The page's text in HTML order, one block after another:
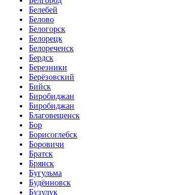
Белебей
Белово
Белогорск
Белорецк
Белореченск
Бердск
Березники
Берёзовский
Бийск
Биробиджан
Биробиджан
Благовещенск
Бор
Борисоглебск
Боровичи
Братск
Брянск
Бугульма
Будённовск
Бузулук